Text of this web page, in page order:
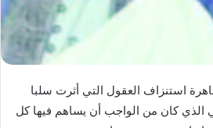
استنزاف العقول التي أثرت سلبا
الذي كان من الواجب أن يساهم فيها كل